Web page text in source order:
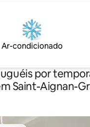
Ar-condicionado
por
Saint-Aignan-